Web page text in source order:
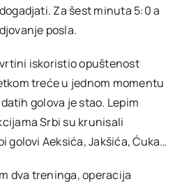
Za šest minuta 5:0 a
posla.
iskoristio opuštenost
treće u jednom momentu
golova je stao. Lepim
Srbi su krunisali
golovi Aeksića, Jakšića, Ćuka…
dva treninga, operacija